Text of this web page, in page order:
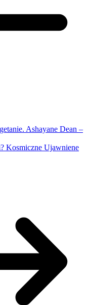
Ashayane Dean –
Kosmiczne Ujawniene